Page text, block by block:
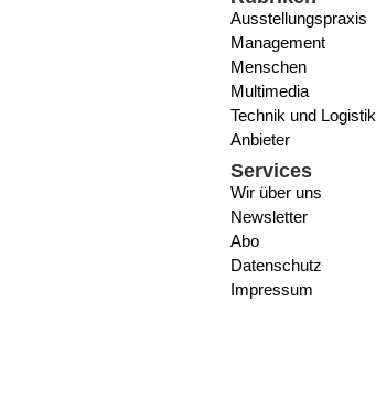
Ausstellungspraxis
Management
Menschen
Multimedia
Technik und Logistik
Anbieter
Services
Wir über uns
Newsletter
Abo
Datenschutz
Impressum